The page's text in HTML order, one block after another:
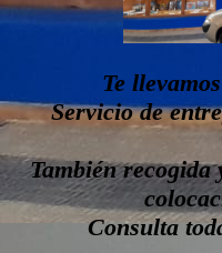
Te
Servicio de
También
Consulta